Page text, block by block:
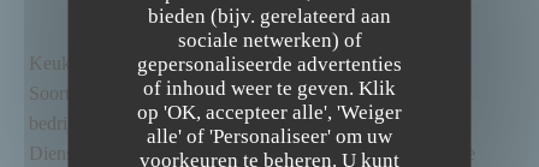
bieden (bijv. gerelateerd aan
sociale netwerken) of
gepersonaliseerde advertenties
of inhoud weer te geven. Klik
op 'OK, accepteer alle', 'Weiger
alle' of 'Personaliseer' om uw
voorkeuren te beheren. U kunt
Keuken
lokaal, , Biologisch, Eigengemaakt, vers product
Soort
bedrijf
BAR RESTAURANT BIO ET FAIT MAISON,
Bistronomic Restaurant, Veganistisch restaurant
Diensten
Wifi, Private Hire, Airconditioning, Geblokkeerde
The Friendly Kitchen